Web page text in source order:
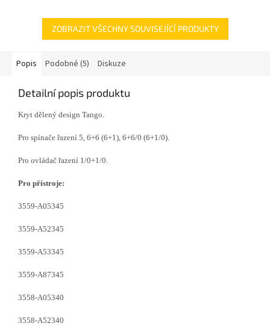
ZOBRAZIT VŠECHNY SOUVISEJÍCÍ PRODUKTY
Popis Podobné (5) Diskuze
Detailní popis produktu
Kryt dělený design Tango.
Pro spínače řazení 5, 6+6 (6+1), 6+6/0 (6+1/0).
Pro ovládač řazení 1/0+1/0.
Pro přístroje:
3559-A05345
3559-A52345
3559-A53345
3559-A87345
3558-A05340
3558-A52340